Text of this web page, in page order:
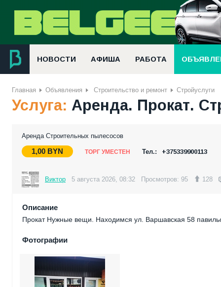
НОВОСТИ АФИША РАБОТА
Главная Объявления Строительство и ремонт Стройуслуги
Услуга: Аренда. Прокат.
Аренда Строительных пылесосов
1,00 BYN ТОРГ УМЕСТЕН Тел.: +375339900113
Виктор 5 августа 2026, 08:32 Просмотров: 95 128
Описание
Прокат Нужные вещи. Находимся ул. Варшавская 58
Фотографии